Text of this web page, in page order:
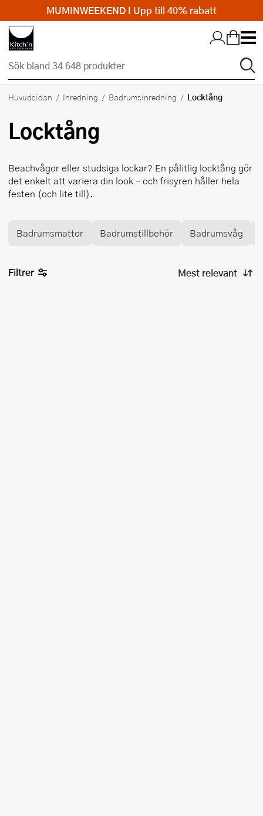
Hopp till huvudinnehållet
Huvudsidan Inredning Badrumsinredning Locktång
Locktång
Beachvågor eller studsiga lockar? En pålitlig locktång gör
det enkelt att variera din look – och frisyren håller hela
festen (och lite till).
Badrumsmattor Badrumstillbehör Badrumsvåg
Filtrer
MUMINWEEKEND I Upp till 40% rabatt